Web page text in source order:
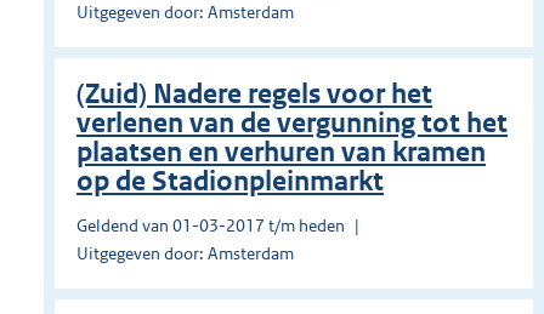
Uitgegeven door: Amsterdam
(Zuid) Nadere regels voor het
verlenen van de vergunning tot het
plaatsen en verhuren van kramen
op de Stadionpleinmarkt
Geldend van 01-03-2017 t/m heden
Uitgegeven door: Amsterdam